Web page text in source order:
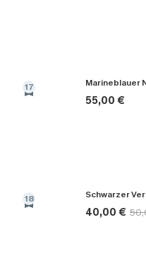
17 Marineblauer
55,00 €
18
40,00 €